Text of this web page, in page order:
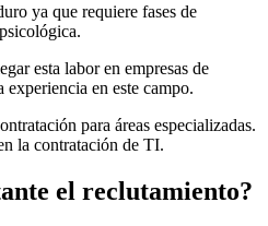
ya que requiere fases de
esta labor en empresas de
en este campo.
para áreas especializadas.
la contratación de TI.
el reclutamiento?